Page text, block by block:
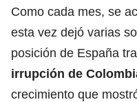
Como cada mes, se
esta vez dejó varias
posición de España
irrupción de
crecimiento que